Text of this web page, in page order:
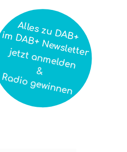
Alles zu DAB+
im DAB+ Newsletter
jetzt anmelden
&
Radio gewinnen